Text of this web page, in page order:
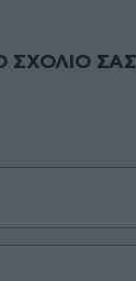
ΣΧΟΛΙΟ ΣΑΣ